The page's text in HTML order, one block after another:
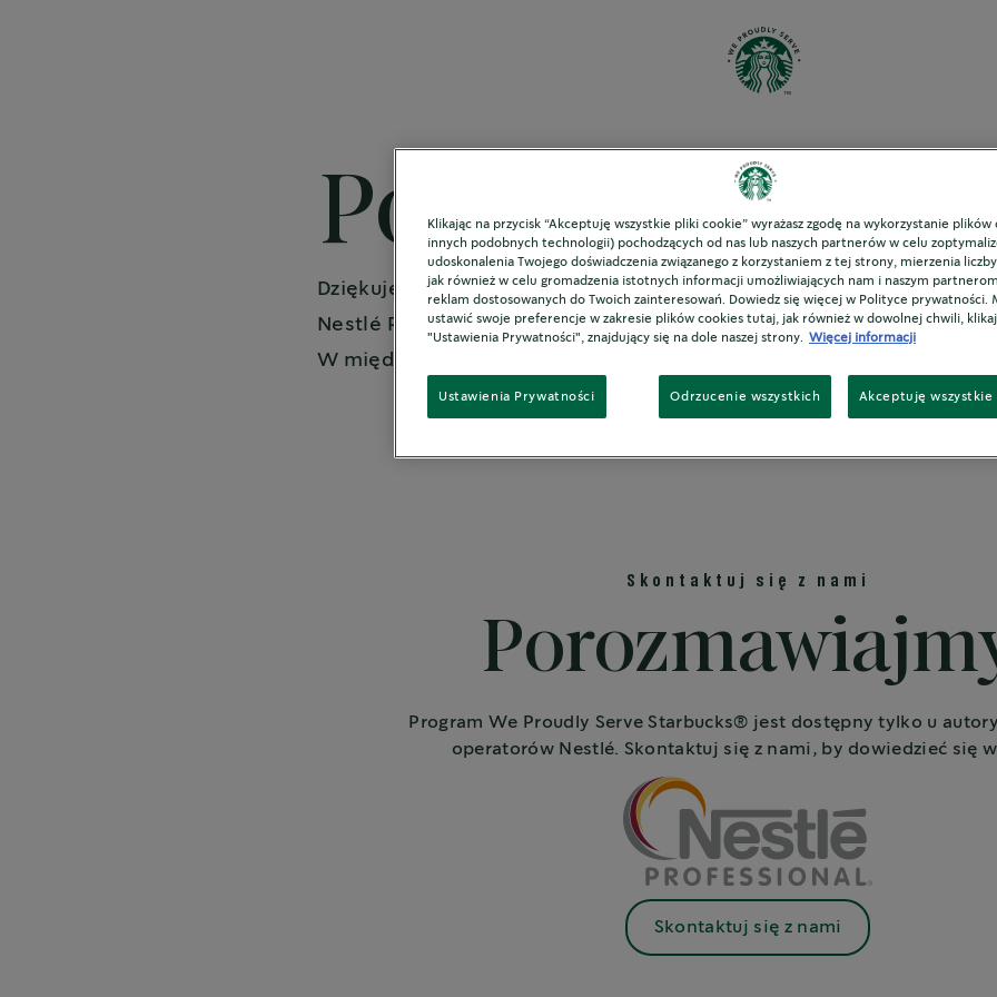
Dziękujemy za zainteresowanie programem We Proudly Serve
Nestlé Professional wkrótce się z Tobą skontaktuje.
W międzyczasie, zapraszamy na
Skontaktuj się z nami
Program We Proudly Serve Starbucks® jest dostępny tylko u
operatorów Nestlé. Skontaktuj się z nami, by dowiedzieć się
Skontaktuj się z nami
Klikając na przycisk “Akceptuję wszystkie pliki cookie” wyrażasz zgodę na wykorzystanie plików
innych podobnych technologii) pochodzących od nas lub naszych partnerów w celu
udoskonalenia Twojego doświadczenia związanego z korzystaniem z tej strony, mierzenia liczby
jak również w celu gromadzenia istotnych informacji umożliwiających nam i naszym
reklam dostosowanych do Twoich zainteresowań. Dowiedz się więcej w Polityce prywatności.
ustawić swoje preferencje w zakresie plików cookies tutaj, jak również w dowolnej chwili,
"Ustawienia Prywatności", znajdujący się na dole naszej strony.
Więcej informacji
Odrzucenie wszystkich Akceptuję
Ustawienia Prywatności